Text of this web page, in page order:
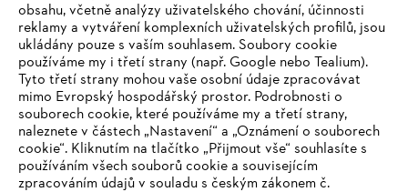
Společnost
STIHL FAQ
obsahu, včetně analýzy uživatelského chování, účinnosti
reklamy a vytváření komplexních uživatelských profilů, jsou
ukládány pouze s vaším souhlasem. Soubory cookie
používáme my i třetí strany (např. Google nebo Tealium).
Tyto třetí strany mohou vaše osobní údaje zpracovávat
mimo Evropský hospodářský prostor. Podrobnosti o
souborech cookie, které používáme my a třetí strany,
naleznete v částech „Nastavení“ a „Oznámení o souborech
cookie“. Kliknutím na tlačítko „Přijmout vše“ souhlasíte s
používáním všech souborů cookie a souvisejícím
zpracováním údajů v souladu s českým zákonem č.